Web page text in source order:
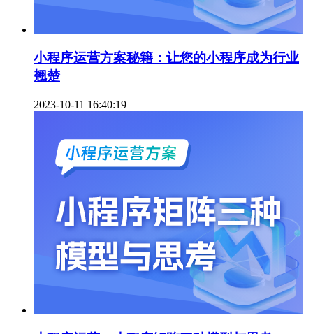
小程序运营方案秘籍：让您的小程序成为行业
翘楚
2023-10-11 16:40:19